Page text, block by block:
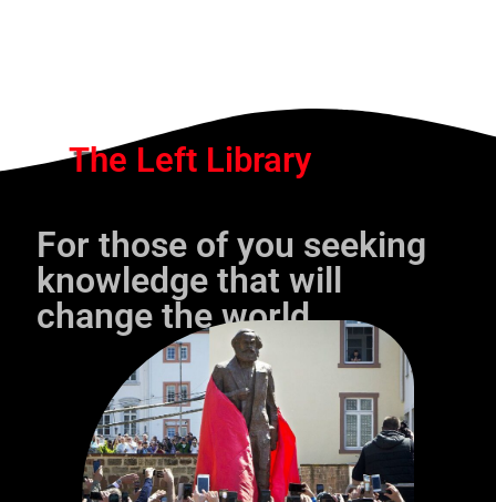
The Left Library
For those of you seeking
knowledge that will
change the world